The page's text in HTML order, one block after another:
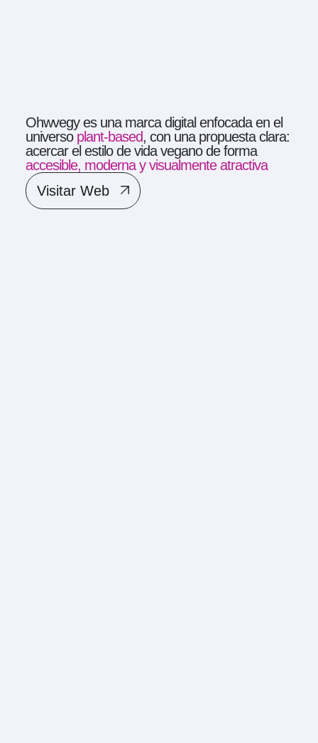
Visitar Web
Ohwvegy es una marca digital enfocada en el
universo plant-based, con una propuesta clara:
acercar el estilo de vida vegano de forma
accesible, moderna y visualmente atractiva